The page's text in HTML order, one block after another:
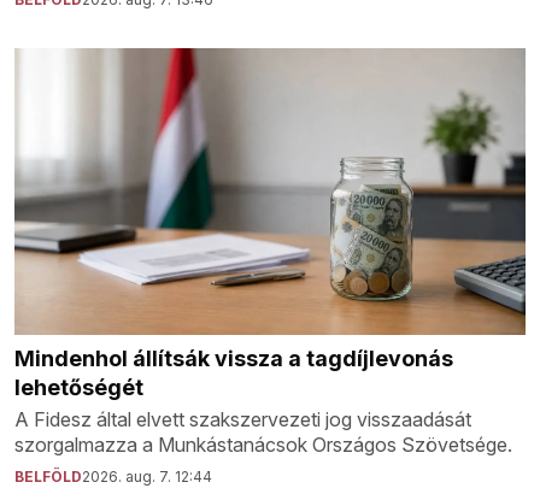
Mindenhol állítsák vissza a tagdíjlevonás
lehetőségét
A Fidesz által elvett szakszervezeti jog visszaadását
szorgalmazza a Munkástanácsok Országos Szövetsége.
BELFÖLD2026. aug. 7. 12:44